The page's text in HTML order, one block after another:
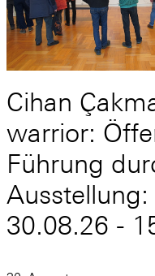
Cihan
warrior:
Führung
Ausstellung:
30.08.26 -